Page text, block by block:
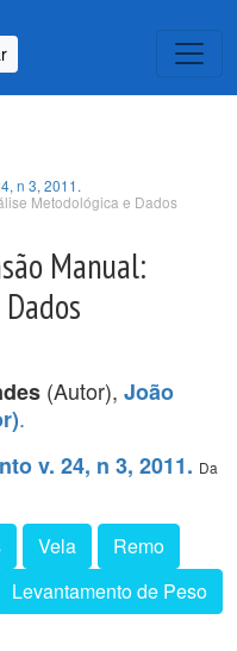
n 3, 2011.
Metodológica e Dados
Manual:
(Autor), João
.
v. 24, n 3, 2011. Da
Vela
Remo
Levantamento de Peso